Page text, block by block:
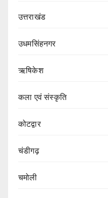
उत्तराखंड
उधमसिंहनगर
ऋषिकेश
कला एवं संस्कृति
कोटद्वार
चंडीगढ़
चमोली